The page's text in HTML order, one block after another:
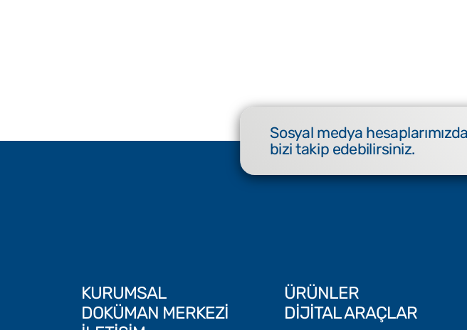
Sosyal medya
bizi takip edebilirsiniz.
KURUMSAL ÜRÜNLER
DOKÜMAN MERKEZİ
DİJİTAL ARAÇLAR